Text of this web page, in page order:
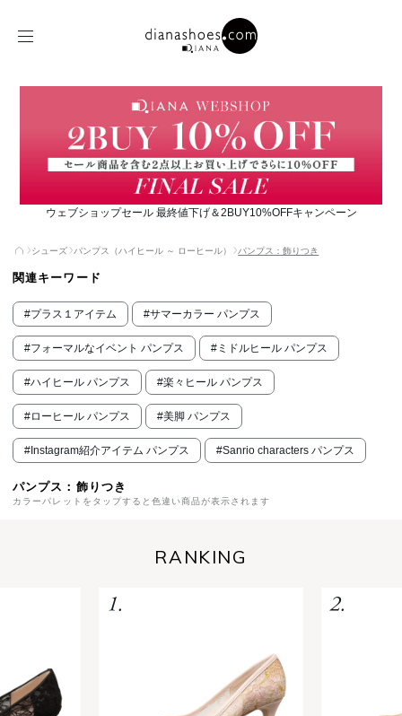
ウェブショップセール 最終値下げ＆2BUY10%OFFキャンペーン
シューズ パンプス（ハイヒール ～ ローヒール） パンプス：飾りつき
関連キーワード
#プラス１アイテム #サマーカラー パンプス
#フォーマルなイベント パンプス #ミドルヒール パンプス
#ハイヒール パンプス #楽々ヒール パンプス
#ローヒール パンプス #美脚 パンプス
#Instagram紹介アイテム パンプス #Sanrio characters パンプス
パンプス：飾りつき
カラーパレットをタップすると色違い商品が表示されます
RANKING